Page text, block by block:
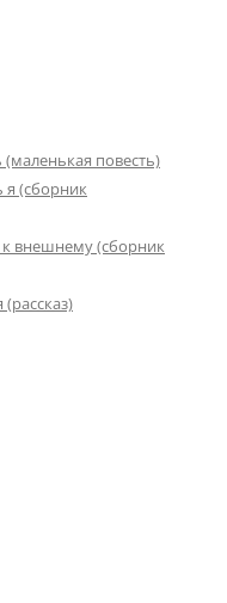
(маленькая повесть)
(сборник
внешнему (сборник